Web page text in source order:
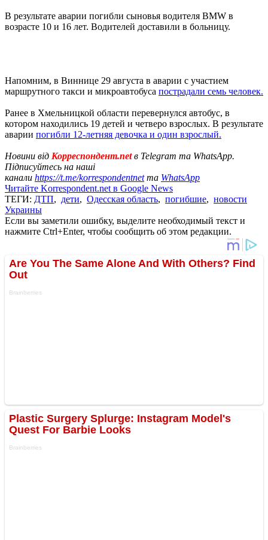
В результате аварии погибли сыновья водителя BMW в
возрасте 10 и 16 лет. Водителей доставили в больницу.
Напомним, в Виннице 29 августа в аварии с участием
маршрутного такси и микроавтобуса пострадали семь человек.
Ранее в Хмельницкой области перевернулся автобус, в
котором находились 19 детей и четверо взрослых. В результате
аварии погибли 12-летняя девочка и один взрослый.
Новини від Корреспондент.netв Telegram та WhatsApp.
Підписуйтесь на наші
канали https://t.me/korrespondentnetта WhatsApp
Читайте Korrespondent.net в Google News
ТЕГИ: ДТП, дети, Одесская область, погибшие, новости
Украины
Если вы заметили ошибку, выделите необходимый текст и
нажмите Ctrl+Enter, чтобы сообщить об этом редакции.